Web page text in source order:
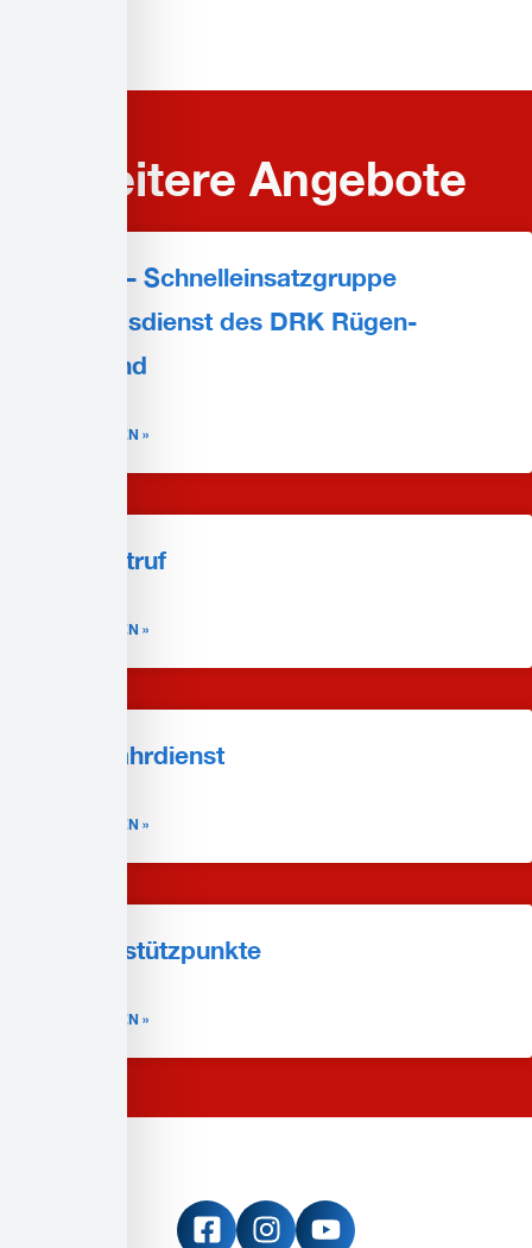
Weitere Angebote
SEG-R – Schnelleinsatzgruppe
Rettungsdienst des DRK Rügen-
Stralsund
WEITERLESEN »
Hausnotruf
WEITERLESEN »
DRK-Fahrdienst
WEITERLESEN »
Notarztstützpunkte
WEITERLESEN »